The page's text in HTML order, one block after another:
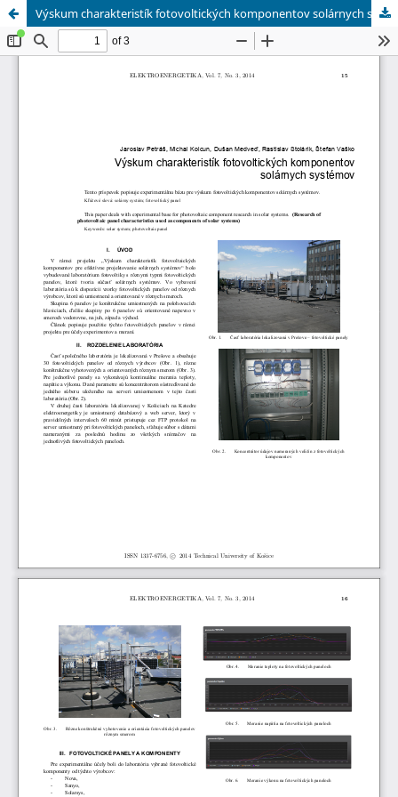
Výskum charakteristík fotovoltických komponentov solárnych systémov